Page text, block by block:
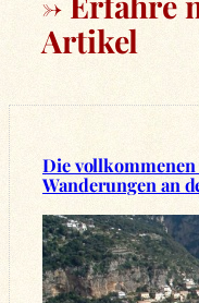
Artikel
Die
Wanderungen an